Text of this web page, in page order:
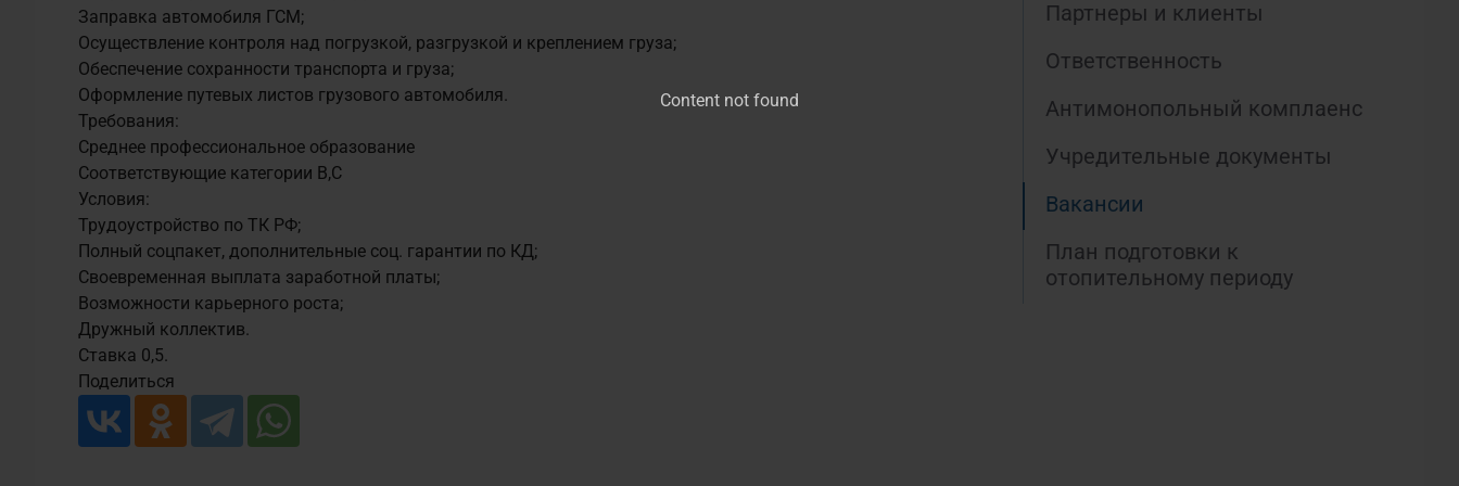
Content not found
Личный кабинет
Заправка автомобиля ГСМ;
Осуществление контроля над погрузкой, разгрузкой и креплением груза;
Обеспечение сохранности транспорта и груза;
Оформление путевых листов грузового автомобиля.
Требования:
Среднее профессиональное образование
Соответствующие категории В,С
Условия:
Трудоустройство по ТК РФ;
Полный соцпакет, дополнительные соц. гарантии по КД;
Своевременная выплата заработной платы;
Возможности карьерного роста;
Дружный коллектив.
Ставка 0,5.
Поделиться
Партнеры и клиенты
Ответственность
Антимонопольный комплаенс
Учредительные документы
Вакансии
План подготовки к
отопительному периоду